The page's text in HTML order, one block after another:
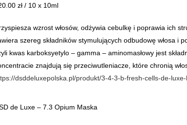
zł / 10 x 10ml
wzrost włosów, odżywia cebulkę i poprawia ich
szereg składników stymulujących odbudowę włosa i
kwas karboksyetylo – gamma – aminomasłowy jest
znajdują się przeciwutleniacze, które chronią
tps://dsddeluxepolska.pl/produkt/3-4-3-b-fresh-cells-de-
de Luxe – 7.3 Opium Maska